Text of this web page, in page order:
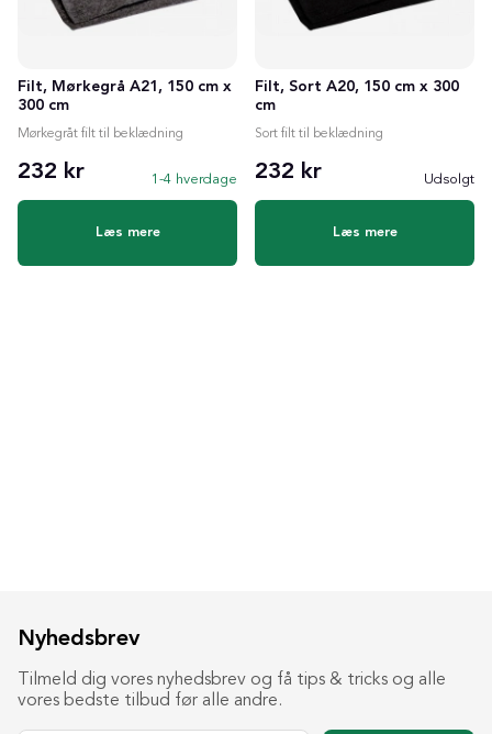
Filt, Mørkegrå A21, 150 cm x
300 cm
Mørkegråt filt til beklædning
232 kr 1-4 hverdage
Læs mere
Filt, Sort A20, 150 cm x 300
cm
Sort filt til beklædning
232 kr Udsolgt
Læs mere
Nyhedsbrev
Tilmeld dig vores nyhedsbrev og få tips & tricks og alle
vores bedste tilbud før alle andre.